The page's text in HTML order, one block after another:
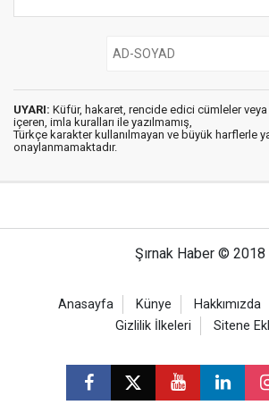
UYARI: Küfür, hakaret, rencide edici cümleler veya
içeren, imla kuralları ile yazılmamış,
Türkçe karakter kullanılmayan ve büyük harflerle
onaylanmamaktadır.
Şırnak Haber © 2018
Anasayfa Künye Hakkımızda
Gizlilik İlkeleri
Sitene